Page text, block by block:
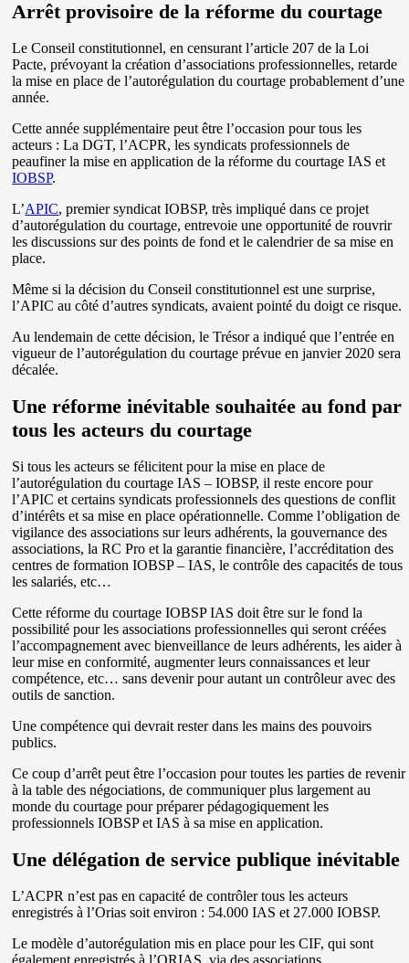
Arrêt provisoire de la réforme du courtage
Le Conseil constitutionnel, en censurant l’article 207 de la Loi
Pacte, prévoyant la création d’associations professionnelles, retarde
la mise en place de l’autorégulation du courtage probablement d’une
année.
Cette année supplémentaire peut être l’occasion pour tous les
acteurs : La DGT, l’ACPR, les syndicats professionnels de
peaufiner la mise en application de la réforme du courtage IAS et
IOBSP.
L’APIC, premier syndicat IOBSP, très impliqué dans ce projet
d’autorégulation du courtage, entrevoie une opportunité de rouvrir
les discussions sur des points de fond et le calendrier de sa mise en
place.
Même si la décision du Conseil constitutionnel est une surprise,
l’APIC au côté d’autres syndicats, avaient pointé du doigt ce risque.
Au lendemain de cette décision, le Trésor a indiqué que l’entrée en
vigueur de l’autorégulation du courtage prévue en janvier 2020 sera
décalée.
Une réforme inévitable souhaitée au fond par
tous les acteurs du courtage
Si tous les acteurs se félicitent pour la mise en place de
l’autorégulation du courtage IAS – IOBSP, il reste encore pour
l’APIC et certains syndicats professionnels des questions de conflit
d’intérêts et sa mise en place opérationnelle. Comme l’obligation de
vigilance des associations sur leurs adhérents, la gouvernance des
associations, la RC Pro et la garantie financière, l’accréditation des
centres de formation IOBSP – IAS, le contrôle des capacités de tous
les salariés, etc…
Cette réforme du courtage IOBSP IAS doit être sur le fond la
possibilité pour les associations professionnelles qui seront créées
l’accompagnement avec bienveillance de leurs adhérents, les aider à
leur mise en conformité, augmenter leurs connaissances et leur
compétence, etc… sans devenir pour autant un contrôleur avec des
outils de sanction.
Une compétence qui devrait rester dans les mains des pouvoirs
publics.
Ce coup d’arrêt peut être l’occasion pour toutes les parties de revenir
à la table des négociations, de communiquer plus largement au
monde du courtage pour préparer pédagogiquement les
professionnels IOBSP et IAS à sa mise en application.
Une délégation de service publique inévitable
L’ACPR n’est pas en capacité de contrôler tous les acteurs
enregistrés à l’Orias soit environ : 54.000 IAS et 27.000 IOBSP.
Le modèle d’autorégulation mis en place pour les CIF, qui sont